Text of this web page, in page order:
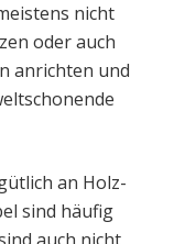
nicht
oder auch
anrichten und
an Holz-
sind häufig